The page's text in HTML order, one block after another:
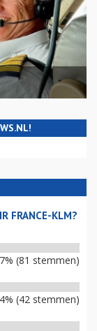
FRANCE-KLM?
(81 stemmen)
(42 stemmen)